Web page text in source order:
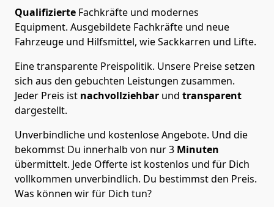
Qualifizierte Fachkräfte und modernes
Equipment. Ausgebildete Fachkräfte und neue
Fahrzeuge und Hilfsmittel, wie Sackkarren und Lifte.
Eine transparente Preispolitik. Unsere Preise setzen
sich aus den gebuchten Leistungen zusammen.
Jeder Preis ist nachvollziehbar und transparent
dargestellt.
Unverbindliche und kostenlose Angebote. Und die
bekommst Du innerhalb von nur3 Minuten
übermittelt. Jede Offerte ist kostenlos und für Dich
vollkommen unverbindlich. Du bestimmst den Preis.
Was können wir für Dich tun?